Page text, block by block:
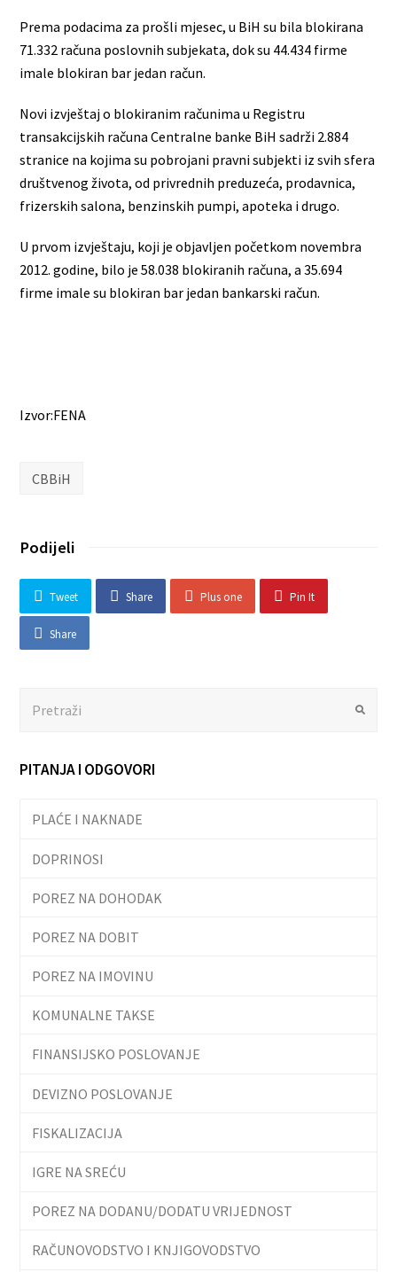
Prema podacima za prošli mjesec, u BiH su bila blokirana
71.332 računa poslovnih subjekata, dok su 44.434 firme
imale blokiran bar jedan račun.
Novi izvještaj o blokiranim računima u Registru
transakcijskih računa Centralne banke BiH sadrži 2.884
stranice na kojima su pobrojani pravni subjekti iz svih sfera
društvenog života, od privrednih preduzeća, prodavnica,
frizerskih salona, benzinskih pumpi, apoteka i drugo.
U prvom izvještaju, koji je objavljen početkom novembra
2012. godine, bilo je 58.038 blokiranih računa, a 35.694
firme imale su blokiran bar jedan bankarski račun.
Izvor:FENA
CBBiH
Podijeli
Tweet Share Plus one Pin It
Share
Submit
PITANJA I ODGOVORI
PLAĆE I NAKNADE
DOPRINOSI
POREZ NA DOHODAK
POREZ NA DOBIT
POREZ NA IMOVINU
KOMUNALNE TAKSE
FINANSIJSKO POSLOVANJE
DEVIZNO POSLOVANJE
FISKALIZACIJA
IGRE NA SREĆU
POREZ NA DODANU/DODATU VRIJEDNOST
RAČUNOVODSTVO I KNJIGOVODSTVO